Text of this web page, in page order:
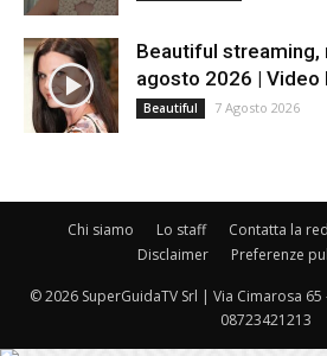
Beautiful streaming,
agosto 2026 | Video
Beautiful 7 Agosto 2026
Chi siamo Lo staff Contatta la
Disclaimer
Preferenze
© 2026 SuperGuidaTV Srl | Via Cimarosa 65
08723421213